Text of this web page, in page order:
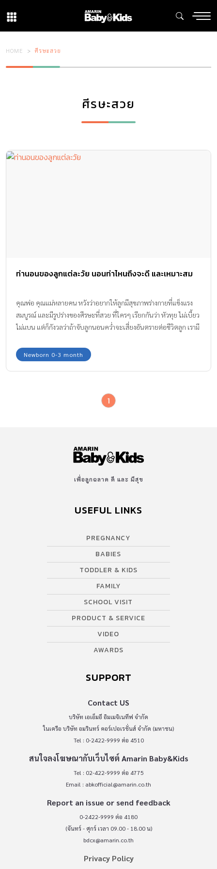
HOME ศีรษะสวย
ศีรษะสวย
ท่านอนของลูกแต่ละวัย นอนท่าไหนถึงจะดี และเหมาะสม
คุณพ่อ คุณแม่หลายคน หวังว่าอยากให้ลูกมีสุขภาพร่างกายที่แข็งแรง
สมบูรณ์ และมีรูปร่างของศีรษะที่สวย ที่ใครๆ เรียกกันว่า หัวทุย ไม่เบี้ยว
ไม่แบน แต่ก็กังวลว่าถ้าจับลูกนอนคว่ำจะเสี่ยงอันตรายต่อชีวิตลูก เรามี
Newborn 0-3 month
1
เพื่อลูกฉลาด ดี และ มีสุข
USEFUL LINKS
PREGNANCY
BABIES
TODDLER & KIDS
FAMILY
SCHOOL VISIT
PRODUCT & SERVICE
VIDEO
AWARDS
SUPPORT
Contact US
บริษัท เอเอ็มอี อิมเมจิเนทีฟ จำกัด
ในเครือ บริษัท อมรินทร์ คอร์เปอเรชั่นส์ จำกัด (มหาชน)
Tel : 0-2422-9999 ต่อ 4510
สนใจลงโฆษณากับเว็บไซต์ Amarin Baby&Kids
Tel : 02-422-9999 ต่อ 4775
Email : abkofficial@amarin.co.th
Report an issue or send feedback
0-2422-9999 ต่อ 4180
(จันทร์ - ศุกร์ เวลา 09.00 - 18.00 น)
bdcx@amarin.co.th
Privacy Policy